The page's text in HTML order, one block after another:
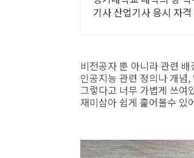
기사 산업기사 응시 자
비전공자 뿐 아니라 관련
인공지능 관련 정의나 개념
그렇다고 너무 가볍게 쓰여
재미삼아 쉽게 훑어볼수 있